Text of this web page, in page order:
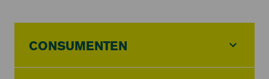
CONSUMENTEN